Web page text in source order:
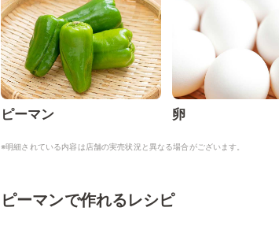
ピーマン 卵
※明細されている内容は店舗の実売状況と異なる場合がございます。
ピーマンで作れるレシピ